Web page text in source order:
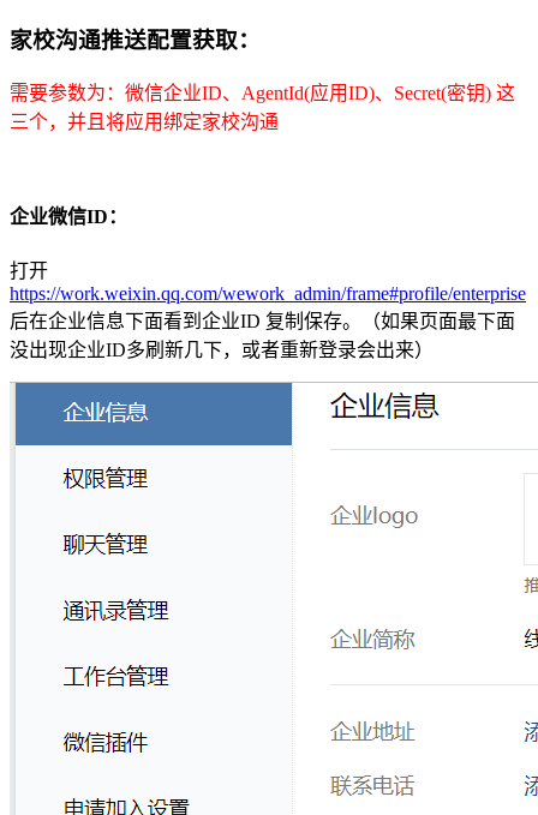
家校沟通推送配置获取：
需要参数为：微信企业ID、AgentId(应用ID)、Secret(密钥) 这
三个，并且将应用绑定家校沟通
企业微信ID：
打开
https://work.weixin.qq.com/wework_admin/frame#profile/enterprise
后在企业信息下面看到企业ID 复制保存。（如果页面最下面
没出现企业ID多刷新几下，或者重新登录会出来）